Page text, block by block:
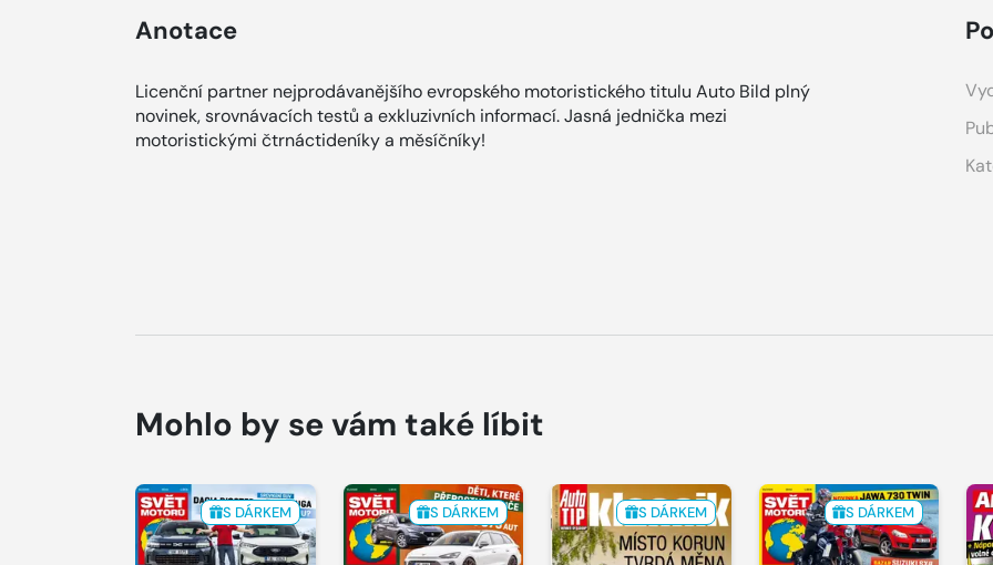
Anotace
Licenční partner nejprodávanějšího evropského motoristického titulu Auto Bild plný
novinek, srovnávacích testů a exkluzivních informací. Jasná jednička mezi
motoristickými čtrnáctideníky a měsíčníky!
Mohlo by se vám také líbit
S DÁRKEM S DÁRKEM S DÁRKEM S DÁRKEM